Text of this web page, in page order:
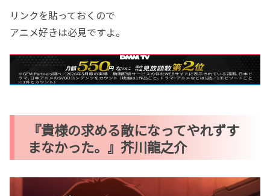
リンクを貼っておくので
アニメ好きは必見ですよ。
『貴様の求める敵になってやれずす
まなかった。』芥川龍之介